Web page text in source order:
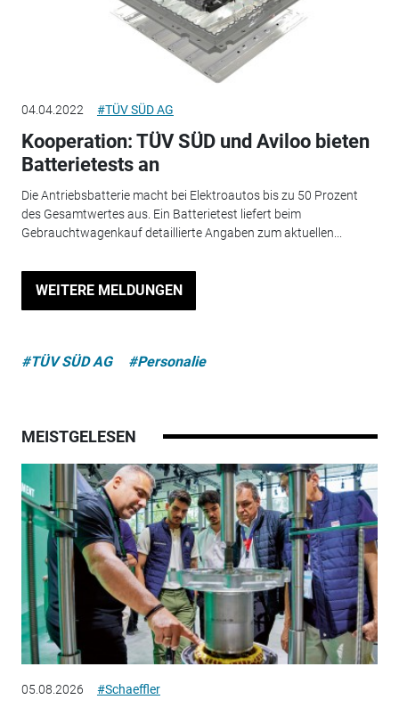
04.04.2022 #TÜV SÜD AG
Kooperation: TÜV SÜD und Aviloo bieten
Batterietests an
Die Antriebsbatterie macht bei Elektroautos bis zu 50 Prozent
des Gesamtwertes aus. Ein Batterietest liefert beim
Gebrauchtwagenkauf detaillierte Angaben zum aktuellen...
WEITERE MELDUNGEN
#TÜV SÜD AG #Personalie
MEISTGELESEN
05.08.2026 #Schaeffler